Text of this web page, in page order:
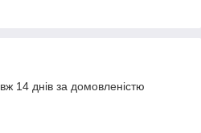
14 днів за домовленістю